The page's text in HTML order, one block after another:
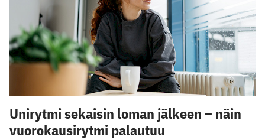
Unirytmi sekaisin loman jälkeen – näin
vuorokausirytmi palautuu